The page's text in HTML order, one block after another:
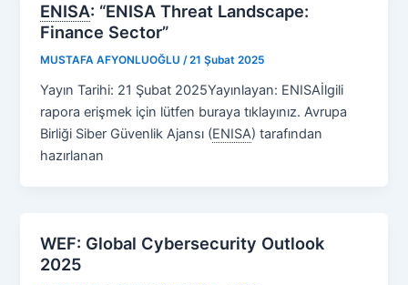
ENISA: “ENISA Threat Landscape:
Finance Sector”
MUSTAFA AFYONLUOĞLU/21 Şubat 2025
Yayın Tarihi: 21 Şubat 2025Yayınlayan: ENISAİlgili
rapora erişmek için lütfen buraya tıklayınız. Avrupa
Birliği Siber Güvenlik Ajansı (ENISA) tarafından
hazırlanan
WEF: Global Cybersecurity Outlook
2025